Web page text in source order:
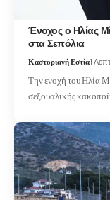
Ένοχος ο Ηλίας
στα Σεπόλια
Καστοριανή Εστία1
Την ενοχή του Ηλία
σεξουαλικής